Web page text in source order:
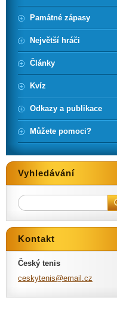
Památné zápasy
Největší hráči
Články
Kvíz
Odkazy a publikace
Můžete pomoci?
Vyhledávání
Kontakt
Český tenis
ceskytenis@email .cz